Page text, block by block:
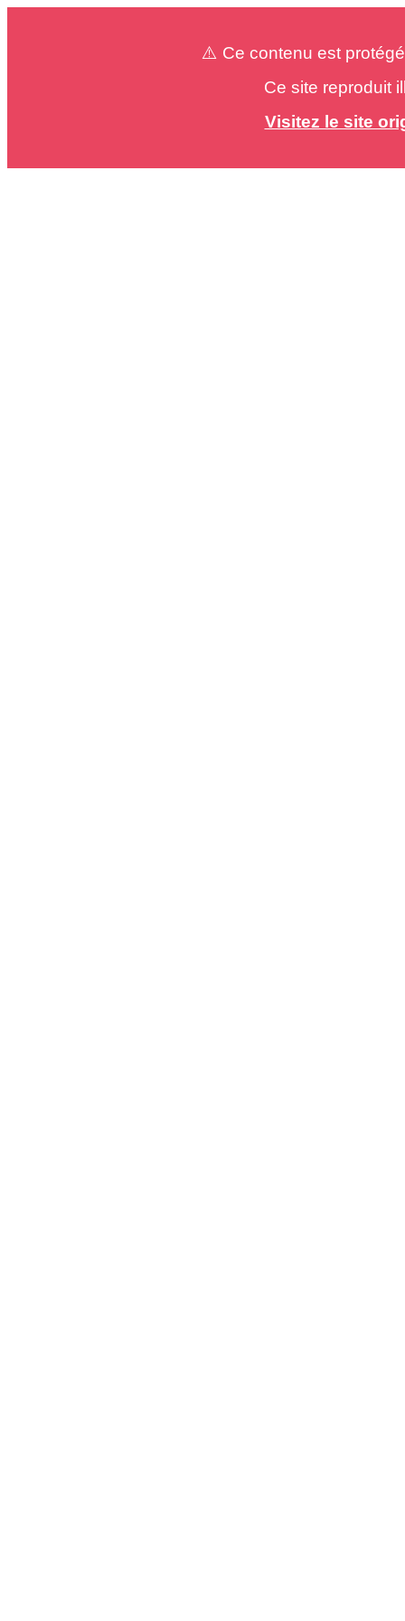
⚠️ Ce contenu est
Ce site reproduit
Visitez le site